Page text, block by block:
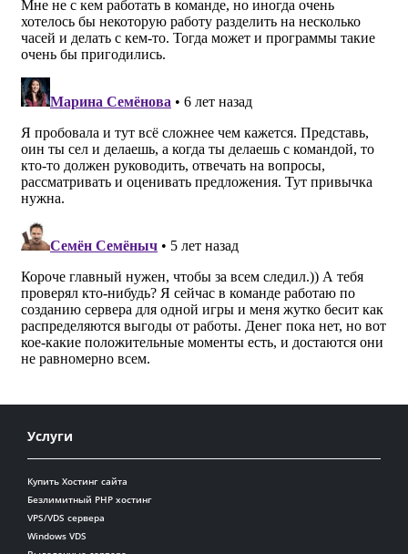
Услуги
Купить Хостинг сайта
Безлимитный PHP хостинг
VPS/VDS сервера
Windows VDS